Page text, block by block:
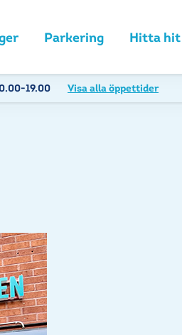
Parkering Hitta hit
19.00 Visa alla öppettider